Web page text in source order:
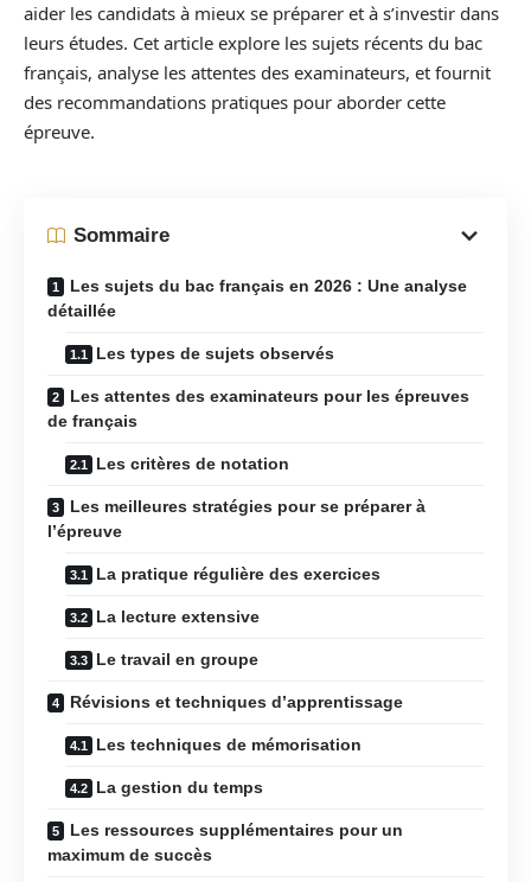
aider les candidats à mieux se préparer et à s’investir dans
leurs études. Cet article explore les sujets récents du bac
français, analyse les attentes des examinateurs, et fournit
des recommandations pratiques pour aborder cette
épreuve.
Sommaire
Les sujets du bac français en 2026 : Une analyse
détaillée
Les types de sujets observés
Les attentes des examinateurs pour les épreuves
de français
Les critères de notation
Les meilleures stratégies pour se préparer à
l’épreuve
La pratique régulière des exercices
La lecture extensive
Le travail en groupe
Révisions et techniques d’apprentissage
Les techniques de mémorisation
La gestion du temps
Les ressources supplémentaires pour un
maximum de succès